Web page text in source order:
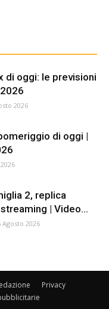
di oggi: le previsioni
2026
di oggi |
2, replica
| Video...
Agosto 2026
Privacy